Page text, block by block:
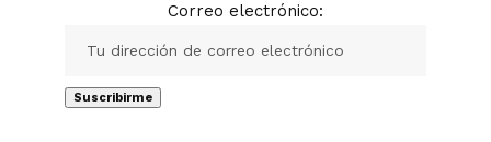
Correo electrónico: